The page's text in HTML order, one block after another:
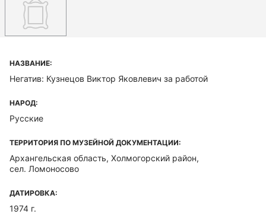
НАЗВАНИЕ:
Негатив: Кузнецов Виктор Яковлевич за работой
НАРОД:
Русские
ТЕРРИТОРИЯ ПО МУЗЕЙНОЙ ДОКУМЕНТАЦИИ:
Архангельская область, Холмогорский район,
сел. Ломоносово
ДАТИРОВКА:
1974 г.